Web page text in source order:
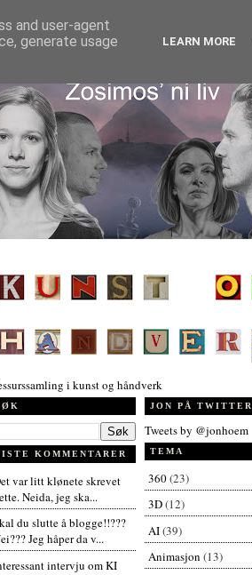
i kunst og håndverk
KOMMENTARER
var litt klønete skrevet
Neida, jeg ska...
du slutte å blogge!!???
Jeg håper da v...
intervju om KI
JON PÅ TWITTER
Tweets by @jonhoem
TEMA
360(23)
3D(12)
AI(39)
Animasjon (13)
and user-agent
generate usage
LEARN MORE